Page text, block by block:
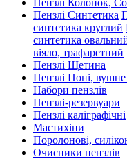
Пензлі Колонок,
Пензлі Синтетика
синтетика круглий
синтетика
віяло, трафаретний
Пензлі Щетина
Пензлі Поні,
Набори пензлів
Пензлі-резервуари
Пензлі каліграфічні
Мастихіни
Поролонові,
Очисники пензлів